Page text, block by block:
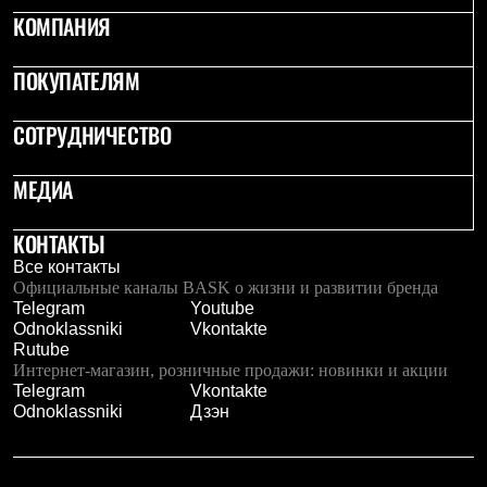
PEAK
ЗА ПОЛЯРНЫМ КРУГОМ
BASK kids
CITY
ИДЁМ В ПОХОД
Дневник капитана
Каталог дилеров
Компания
История
Отцы основатели
Производство
Баск в вашем городе
Контроль качества
Технологии
Команда Баск
Сотрудничество
Дилерам
Стать дилером
КОМПАНИЯ
ПОКУПАТЕЛЯМ
СОТРУДНИЧЕСТВО
МЕДИА
КОНТАКТЫ
Все контакты
Официальные каналы BASK о жизни и развитии бренда
Telegram
Youtube
Odnoklassniki
Vkontakte
Rutube
Интернет-магазин, розничные продажи: новинки и акции
Telegram
Vkontakte
Odnoklassniki
Дзэн